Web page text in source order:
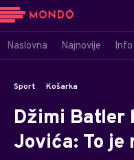
Naslovna Najnovije Info
Sport Košarka
Džimi Batler
Jovića: To je